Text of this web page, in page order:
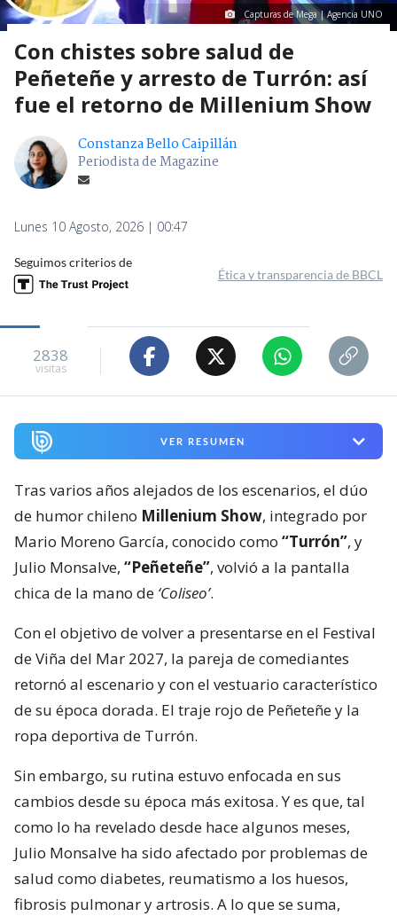
Capturas de Mega | Agencia UNO
Con chistes sobre salud de
Peñeteñe y arresto de Turrón: así
fue el retorno de Millenium Show
Constanza Bello Caipillán
Periodista de Magazine
Lunes 10 Agosto, 2026 | 00:47
Seguimos criterios de
Ética y transparencia de BBCL
2838
visitas
VER RESUMEN
Tras varios años alejados de los escenarios, el dúo
de humor chileno Millenium Show, integrado por
Mario Moreno García, conocido como “Turrón”, y
Julio Monsalve, “Peñeteñe”, volvió a la pantalla
chica de la mano de ‘Coliseo’.
Con el objetivo de volver a presentarse en el Festival
de Viña del Mar 2027, la pareja de comediantes
retornó al escenario y con el vestuario característico
de su época dorada. El traje rojo de Peñeteñe y la
ropa deportiva de Turrón.
Sin embargo, su rutina estuvo enfocada en sus
cambios desde su época más exitosa. Y es que, tal
como lo ha revelado desde hace algunos meses,
Julio Monsalve ha sido afectado por problemas de
salud como diabetes, reumatismo a los huesos,
fibrosis pulmonar y artrosis. A lo que se suma,